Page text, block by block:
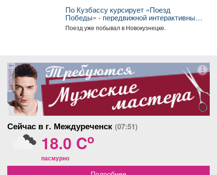
По Кузбассу курсирует «Поезд
Победы» - передвижной интерактивный
музей, рассказывающий о событиях
Великой Отечественной войны.
Поезд уже побывал в Новокузнецке.
реклама
Сейчас в г. Междуреченск (07:51)
18.0 Co
пасмурно